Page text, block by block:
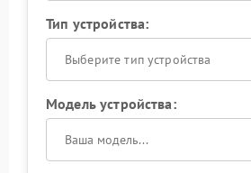
Тип устройства:
Выберите тип устройства
Модель устройства: